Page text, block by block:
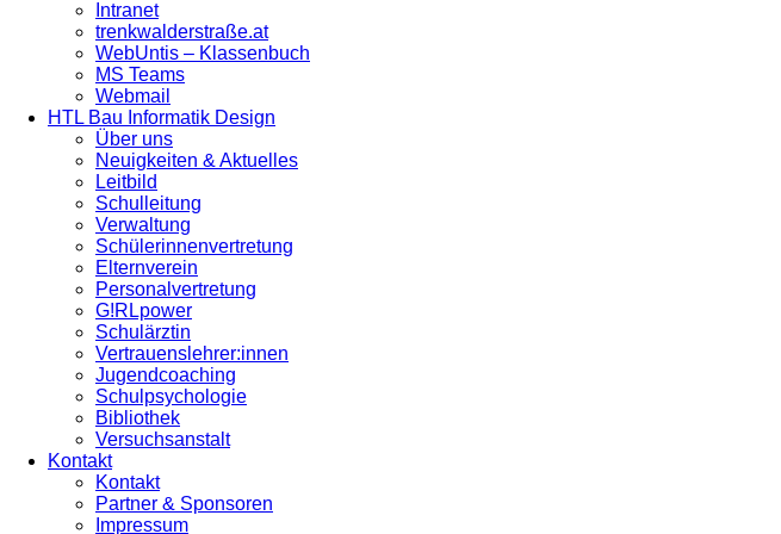
Intranet
trenkwalderstraße.at
WebUntis – Klassenbuch
MS Teams
Webmail
HTL Bau Informatik Design
Über uns
Neuigkeiten & Aktuelles
Leitbild
Schulleitung
Verwaltung
Schülerinnenvertretung
Elternverein
Personalvertretung
G!RLpower
Schulärztin
Vertrauenslehrer:innen
Jugendcoaching
Schulpsychologie
Bibliothek
Versuchsanstalt
Kontakt
Kontakt
Partner & Sponsoren
Impressum